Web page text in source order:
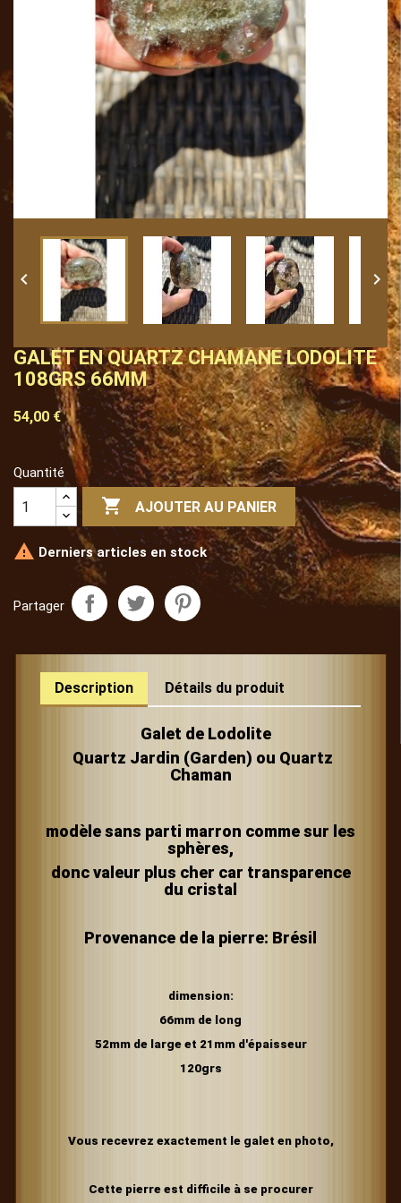
 
GALET EN QUARTZ CHAMANE LODOLITE
108GRS 66MM
54,00 €
Quantité
 AJOUTER AU PANIER
 Derniers articles en stock
Partager
Description Détails du produit
Galet de Lodolite
Quartz Jardin (Garden) ou Quartz
Chaman
modèle sans parti marron comme sur les
sphères,
donc valeur plus cher car transparence
du cristal
Provenance de la pierre: Brésil
dimension:
66mm de long
52mm de large et 21mm d'épaisseur
120grs
Vous recevrez exactement le galet en photo,
Cette pierre est difficile à se procurer